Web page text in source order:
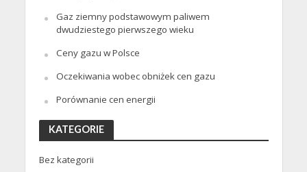
Gaz ziemny podstawowym paliwem
dwudziestego pierwszego wieku
Ceny gazu w Polsce
Oczekiwania wobec obniżek cen gazu
Porównanie cen energii
KATEGORIE
Bez kategorii